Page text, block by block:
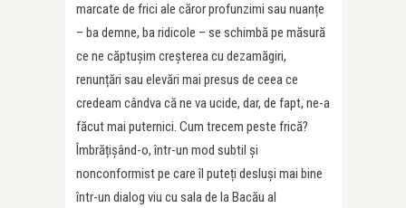
marcate de frici ale căror profunzimi sau nuanțe
– ba demne, ba ridicole – se schimbă pe măsură
ce ne căptușim creșterea cu dezamăgiri,
renunțări sau elevări mai presus de ceea ce
credeam cândva că ne va ucide, dar, de fapt, ne-a
făcut mai puternici. Cum trecem peste frică?
Îmbrățișând-o, într-un mod subtil și
nonconformist pe care îl puteți desluși mai bine
într-un dialog viu cu sala de la Bacău al